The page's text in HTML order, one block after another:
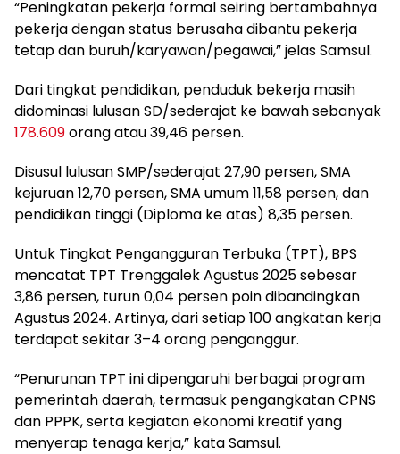
“Peningkatan pekerja formal seiring bertambahnya
pekerja dengan status berusaha dibantu pekerja
tetap dan buruh/karyawan/pegawai,” jelas Samsul.
Dari tingkat pendidikan, penduduk bekerja masih
didominasi lulusan SD/sederajat ke bawah sebanyak
178.609orang atau 39,46 persen.
Disusul lulusan SMP/sederajat 27,90 persen, SMA
kejuruan 12,70 persen, SMA umum 11,58 persen, dan
pendidikan tinggi (Diploma ke atas) 8,35 persen.
Untuk Tingkat Pengangguran Terbuka (TPT), BPS
mencatat TPT Trenggalek Agustus 2025 sebesar
3,86 persen, turun 0,04 persen poin dibandingkan
Agustus 2024. Artinya, dari setiap 100 angkatan kerja
terdapat sekitar 3–4 orang penganggur.
“Penurunan TPT ini dipengaruhi berbagai program
pemerintah daerah, termasuk pengangkatan CPNS
dan PPPK, serta kegiatan ekonomi kreatif yang
menyerap tenaga kerja,” kata Samsul.